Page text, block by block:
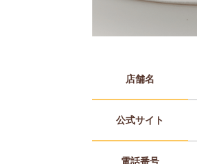
店舗名
公式サイト
電話番号